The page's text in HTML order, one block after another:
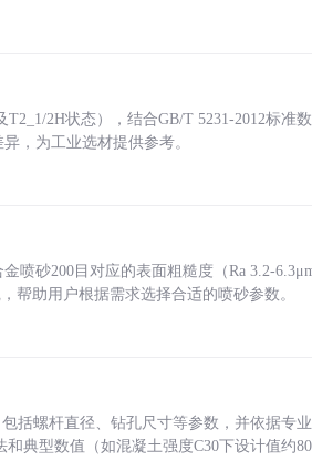
2H状态），结合GB/T 5231-2012标准
，为工业选材提供参考。
喷砂200目对应的表面粗糙度（Ra 3.2-
帮助用户根据需求选择合适的喷砂参数。
括螺杆直径、钻孔尺寸等参数，并依据专
典型数值（如混凝土强度C30下设计值约